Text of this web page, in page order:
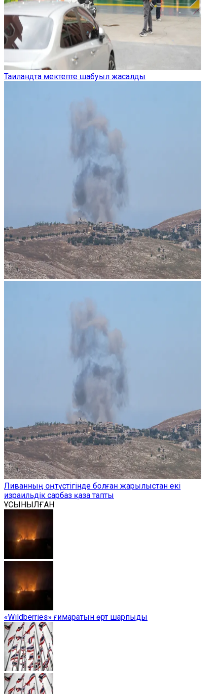
Таиландта мектепте шабуыл жасалды
Ливанның оңтүстігінде болған жарылыстан екі
израильдік сарбаз қаза тапты
ҰСЫНЫЛҒАН
«Wildberries» ғимаратын өрт шарпыды